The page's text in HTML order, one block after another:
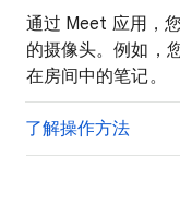
通过 Meet 应用，
的摄像头。例如，
在房间中的笔记。
了解操作方法